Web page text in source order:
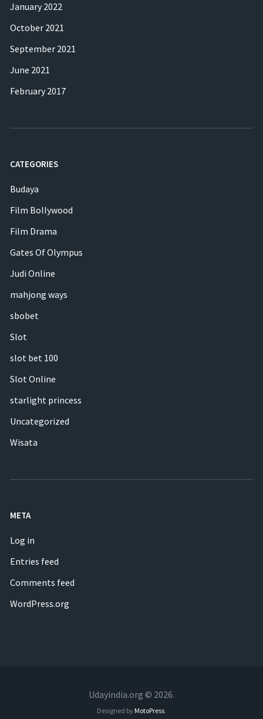
January 2022
October 2021
September 2021
June 2021
February 2017
CATEGORIES
Budaya
Film Bollywood
Film Drama
Gates Of Olympus
Judi Online
mahjong ways
sbobet
Slot
slot bet 100
Slot Online
starlight princess
Uncategorized
Wisata
META
Log in
Entries feed
Comments feed
WordPress.org
Udayindia.org © 2026.
Designed by MotoPress.